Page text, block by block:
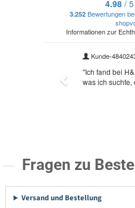
Fragen zu
Versand und Bestellung